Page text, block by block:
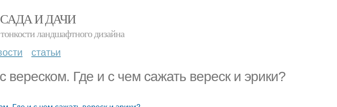
И ДАЧИ
ландшафтного дизайна
статьи
вереском. Где и с чем сажать вереск и эрики?